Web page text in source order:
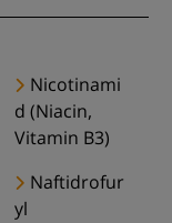
Nicotinami
d (Niacin,
Vitamin B3)
Naftidrofur
yl